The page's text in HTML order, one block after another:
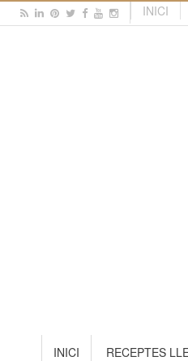
INICI
INICI RECEPTES